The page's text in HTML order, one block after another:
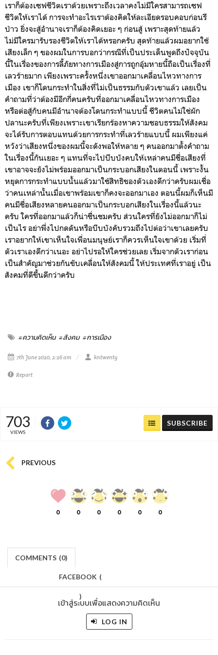
เราก็ต้องเซฟชีวิตเราด้วยเพราะถึงเวลาคงไม่มีใครสามารถเซฟ
ชีวิตให้เราได้ การจะทำอะไรเราต้องคิดให้ละเอียดรอบคอบก่อนรึ
ป่าว ยิ่งจะสู้อำนาจเราก็ต้องคิดเยอะ ๆ ก่อนสู้ เพราะสุดท้ายแล้ว
ไม่มีใครมารับรองชีวิตให้เราได้หรอกครับ สุดท้ายแล้วผมอยากใช้
เสียงเล็ก ๆ ของผมในการบอกว่ากรณีที่เป็นประเด็นพูดถึงปัจจุบัน
นี้ในเรื่องของการลี้ภัยทางการเมืองสู่การถูกอุ้มหายนี้ถือเป็นเรื่องที่
เลวร้ายมาก เพียงเพราะครั้งหนึ่งเขาออกมาเคลื่อนไหวทางการ
เมือง เขาก็โดนกระทำในสิ่งที่ไม่เป็นธรรมกับตัวเขาแล้ว เลยเป็น
คำถามที่ว่าต้องมีอีกกี่คนครับที่ออกมาเคลื่อนไหวทางการเมือง
หรือต่อสู้กับคนมีอำนาจต้องโดนกระทำแบบนี้ ชีวิตคนไม่ใช่ผัก
ปลานะครับที่เพียงเพราะเขาเรียกร้องหาความชอบธรรมให้สังคม
จะได้รับการตอบแทนด้วยการกระทำที่เลวร้ายแบบนี้ ผมเพียงแค่
หวังว่าเสียงหนึ่งของผมนี้จะดังพอให้หลาย ๆ คนออกมาตั้งคำถาม
ในเรื่องนี้กันเยอะ ๆ แทนที่จะไปบีบบังคบให้เหล่าคนมีชื่อเสียงที่
เขาอาจจะยังไม่พร้อมออกมาเป็นกระบอกเสียงในตอนนี้ เพราะงั้น
หยุดการกระทำแบบนั้นแล้วมาใช้สิทธิของตัวเองดีกว่าครับผมเชื่อ
ว่าคนเหล่านั้นเมื่อเขาพร้อมเขาก็คงจะออกมาเอง ตอนนี้ผมก็เห็นมี
คนมีชื่อเสียงหลายคนออกมาเป็นกระบอกเสียงในเรื่องนี้แล้วนะ
ครับ ใครที่ออกมาแล้วก็น่าชื่นชมครับ ส่วนใครที่ยังไม่ออกมาก็ไม่
เป็นไร อย่าพึ่งไปกดดันหรือบีบบังคับรวมถึงไปต่อว่าเขาเลยครับ
เราอยากให้เขาเห็นใจเพื่อนมนุษย์เราก็ควรเห็นใจเขาด้วย เริ่มที่
ตัวเราเองดีกว่าเนอะ อย่าไปรอให้ใครช่วยเลย เริ่มจากตัวเราก่อน
เป็นสำคัญมาช่วยกันขับเคลื่อนให้สังคมนี้ ให้ประเทศที่เราอยู่ เป็น
สังคมที่ดีขึ้นดีกว่าครับ
#ความคิดเห็น #สังคม #การเมือง
7th June 2020, 2:26 am kntwenty
Report
703
VIEWS
SUBSCRIBE
PREVIOUS
0 0 0 0 0 0
COMMENTS (0)
FACEBOOK (
)
เข้าสู่ระบบเพื่อแสดงความคิดเห็น
LOG IN